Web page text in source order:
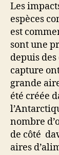
Les
espèces
est
sont une
depuis
capture
grande
été créée
nombre
de côté
aires